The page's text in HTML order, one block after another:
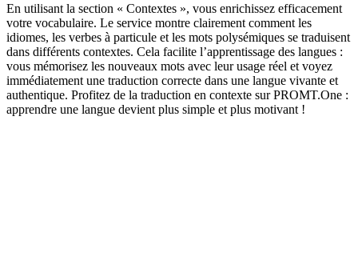
En utilisant la section « Contextes », vous enrichissez efficacement
votre vocabulaire. Le service montre clairement comment les
idiomes, les verbes à particule et les mots polysémiques se traduisent
dans différents contextes. Cela facilite l’apprentissage des langues :
vous mémorisez les nouveaux mots avec leur usage réel et voyez
immédiatement une traduction correcte dans une langue vivante et
authentique. Profitez de la traduction en contexte sur PROMT.One :
apprendre une langue devient plus simple et plus motivant !